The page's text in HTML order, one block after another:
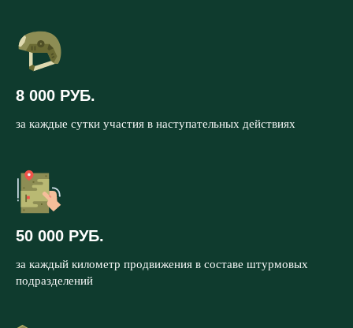
8 000 РУБ.
за каждые сутки участия в наступательных действиях
50 000 РУБ.
за каждый километр продвижения в составе штурмовых
подразделений